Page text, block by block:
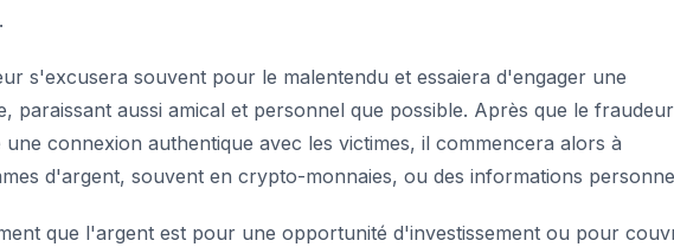
s'excusera souvent pour le malentendu et essaiera d'engager une
paraissant aussi amical et personnel que possible. Après que le
connexion authentique avec les victimes, il commencera alors à
d'argent, souvent en crypto-monnaies, ou des informations
que l'argent est pour une opportunité d'investissement ou pour